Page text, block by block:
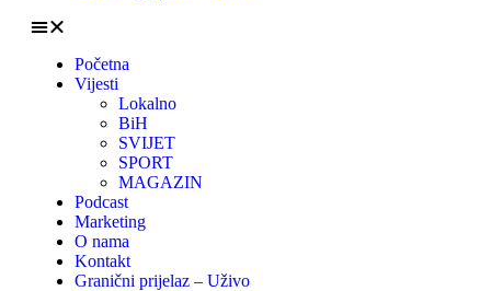
Početna
Vijesti
Lokalno
BiH
SVIJET
SPORT
MAGAZIN
Podcast
Marketing
O nama
Kontakt
Granični prijelaz – Uživo